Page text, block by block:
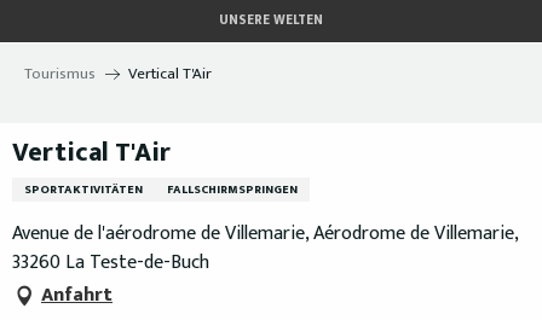
au
contenu
UNSERE WELTEN
Tourismus Vertical T'Air
Vertical T'Air
SPORTAKTIVITÄTEN FALLSCHIRMSPRINGEN
Avenue de l'aérodrome de Villemarie, Aérodrome de Villemarie,
33260 La Teste-de-Buch
Anfahrt